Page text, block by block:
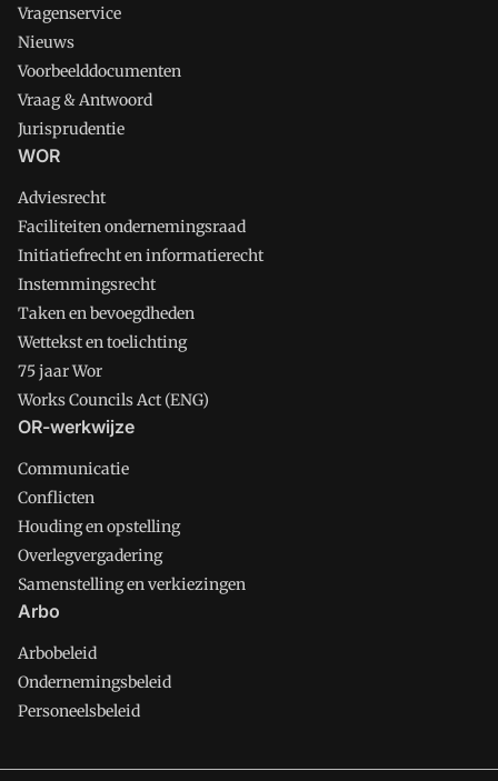
Vragenservice
Nieuws
Voorbeelddocumenten
Vraag & Antwoord
Jurisprudentie
WOR
Adviesrecht
Faciliteiten ondernemingsraad
Initiatiefrecht en informatierecht
Instemmingsrecht
Taken en bevoegdheden
Wettekst en toelichting
75 jaar Wor
Works Councils Act (ENG)
OR-werkwijze
Communicatie
Conflicten
Houding en opstelling
Overlegvergadering
Samenstelling en verkiezingen
Arbo
Arbobeleid
Ondernemingsbeleid
Personeelsbeleid